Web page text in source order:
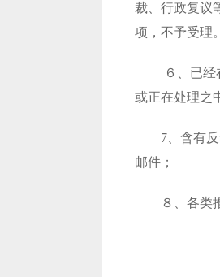
裁、行政复议
项，不予受理。
６、已经在
或正在处理之
7、含有反
邮件；
８、各类推